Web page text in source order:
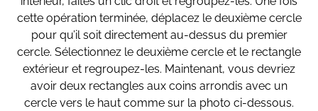
cette opération terminée, déplacez le deuxième cercle
pour qu’il soit directement au-dessus du premier
cercle. Sélectionnez le deuxième cercle et le rectangle
extérieur et regroupez-les. Maintenant, vous devriez
avoir deux rectangles aux coins arrondis avec un
cercle vers le haut comme sur la photo ci-dessous.